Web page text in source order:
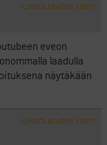
ILMOITA ASIATON VIESTI
eveon
laadulla
näytäkään
ILMOITA ASIATON VIESTI